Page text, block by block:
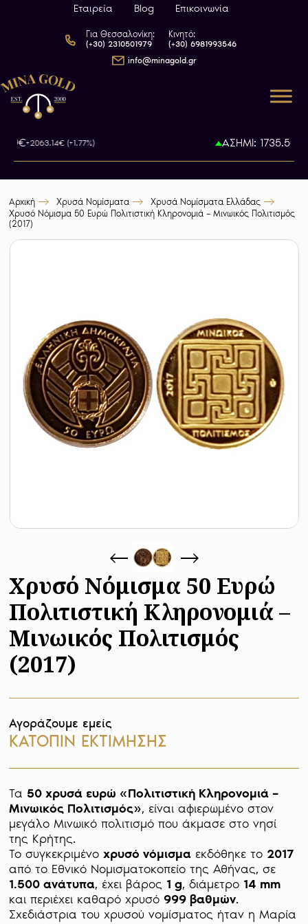
Εταιρεία Blog Επικοινωνία
Για Θεσσαλονίκη:
(+30) 2310501979
Κινητό:
(+30) 6981993546
info@minagold.gr
+2063.14€ (+1.77%) ΑΣΗΜΙ: 1735.5€
Αρχική Χρυσά Νομίσματα
Χρυσά Νομίσματα Ελλάδας
Χρυσό Νόμισμα 50 Ευρώ Πολιτιστική Κληρονομιά – Μινωικός Πολιτισμός
(2017)
Χρυσό Νόμισμα 50 Ευρώ
Πολιτιστική Κληρονομιά –
Μινωικός Πολιτισμός
(2017)
Αγοράζουμε εμείς
ΚΑΤΟΠΙΝ ΕΚΤΙΜΗΣΗΣ
Τα 50 χρυσά ευρώ «Πολιτιστική Κληρονομιά –
Μινωικός Πολιτισμός», είναι αφιερωμένο στον
μεγάλο Μινωικό πολιτισμό που άκμασε στο νησί
της Κρήτης.
Το συγκεκριμένο χρυσό νόμισμα εκδόθηκε το
1.500 ανάτυπα, έχει βάρος 1 g, διάμετρο 14 mm
και περιέχει καθαρό χρυσό 999 βαθμών.
Σχεδιάστρια του χρυσού νομίσματος ήταν η Μαρία